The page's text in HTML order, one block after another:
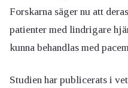
Forskarna säger nu att
patienter med lindrigare
kunna behandlas med
Studien har publicerats i